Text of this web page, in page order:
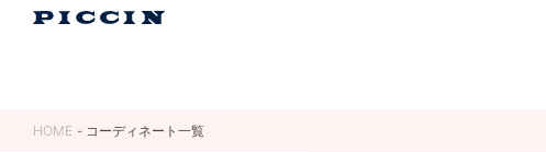
HOME コーディネート一覧